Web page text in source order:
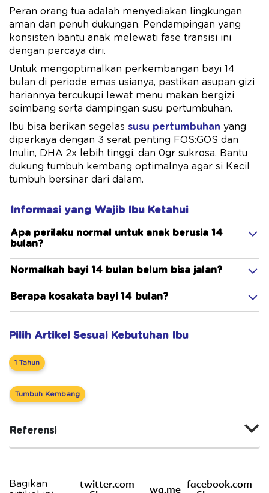
Peran orang tua adalah menyediakan lingkungan
aman dan penuh dukungan. Pendampingan yang
konsisten bantu anak melewati fase transisi ini
dengan percaya diri.
Untuk mengoptimalkan perkembangan bayi 14
bulan di periode emas usianya, pastikan asupan gizi
hariannya tercukupi lewat menu makan bergizi
seimbang serta dampingan susu pertumbuhan.
Ibu bisa berikan segelas susu pertumbuhan yang
diperkaya dengan 3 serat penting FOS:GOS dan
Inulin, DHA 2x ​lebih tinggi, dan 0gr sukrosa. Bantu
dukung tumbuh kembang optimalnya agar si Kecil
tumbuh bersinar dari dalam.
Informasi yang Wajib Ibu Ketahui
Apa perilaku normal untuk anak berusia 14
bulan?
Normalkah bayi 14 bulan belum bisa jalan?
Berapa kosakata bayi 14 bulan?
Pilih Artikel Sesuai Kebutuhan Ibu
1 Tahun
Tumbuh Kembang
Referensi
Bagikan
twitter.com
wa.me facebook.com